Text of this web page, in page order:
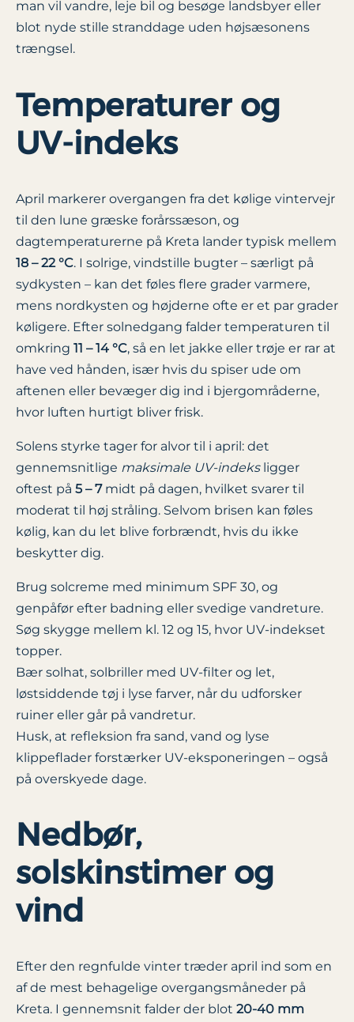
man vil vandre, leje bil og besøge landsbyer eller
blot nyde stille stranddage uden højsæsonens
trængsel.
Temperaturer og
UV-indeks
April markerer overgangen fra det kølige vintervejr
til den lune græske forårssæson, og
dagtemperaturerne på Kreta lander typisk mellem
18 – 22 °C. I solrige, vindstille bugter – særligt på
sydkysten – kan det føles flere grader varmere,
mens nordkysten og højderne ofte er et par grader
køligere. Efter solnedgang falder temperaturen til
omkring 11 – 14 °C, så en let jakke eller trøje er rar at
have ved hånden, især hvis du spiser ude om
aftenen eller bevæger dig ind i bjergområderne,
hvor luften hurtigt bliver frisk.
Solens styrke tager for alvor til i april: det
gennemsnitlige maksimale UV-indeksligger
oftest på 5 – 7midt på dagen, hvilket svarer til
moderat til høj stråling. Selvom brisen kan føles
kølig, kan du let blive forbrændt, hvis du ikke
beskytter dig.
Brug solcreme med minimum SPF 30, og
genpåfør efter badning eller svedige vandreture.
Søg skygge mellem kl. 12 og 15, hvor UV-indekset
topper.
Bær solhat, solbriller med UV-filter og let,
løstsiddende tøj i lyse farver, når du udforsker
ruiner eller går på vandretur.
Husk, at refleksion fra sand, vand og lyse
klippeflader forstærker UV-eksponeringen – også
på overskyede dage.
Nedbør,
solskinstimer og
vind
Efter den regnfulde vinter træder april ind som en
af de mest behagelige overgangsmåneder på
Kreta. I gennemsnit falder der blot 20-40 mm